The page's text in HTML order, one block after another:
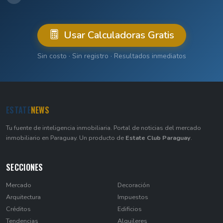
Usar Calculadoras Gratis
Sin costo · Sin registro · Resultados inmediatos
ESTATENEWS
Tu fuente de inteligencia inmobiliaria. Portal de noticias del mercado
inmobiliario en Paraguay. Un producto de Estate Club Paraguay.
SECCIONES
Mercado
Arquitectura
Créditos
Tendencias
Decoración
Impuestos
Edificios
Alquileres